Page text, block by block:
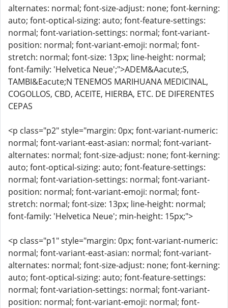
alternates: normal; font-size-adjust: none; font-kerning:
auto; font-optical-sizing: auto; font-feature-settings:
normal; font-variation-settings: normal; font-variant-
position: normal; font-variant-emoji: normal; font-
stretch: normal; font-size: 13px; line-height: normal;
font-family: 'Helvetica Neue';">ADEM&Aacute;S,
TAMBI&Eacute;N TENEMOS MARIHUANA MEDICINAL,
COGOLLOS, CBD, ACEITE, HIERBA, ETC. DE DIFERENTES
CEPAS
<p class="p2" style="margin: 0px; font-variant-numeric:
normal; font-variant-east-asian: normal; font-variant-
alternates: normal; font-size-adjust: none; font-kerning:
auto; font-optical-sizing: auto; font-feature-settings:
normal; font-variation-settings: normal; font-variant-
position: normal; font-variant-emoji: normal; font-
stretch: normal; font-size: 13px; line-height: normal;
font-family: 'Helvetica Neue'; min-height: 15px;">
<p class="p1" style="margin: 0px; font-variant-numeric:
normal; font-variant-east-asian: normal; font-variant-
alternates: normal; font-size-adjust: none; font-kerning:
auto; font-optical-sizing: auto; font-feature-settings:
normal; font-variation-settings: normal; font-variant-
position: normal; font-variant-emoji: normal; font-